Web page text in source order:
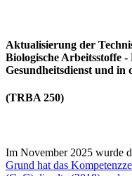
Aktualisierung der
Biologische Arbeitsstoffe -
Gesundheitsdienst und in
(TRBA 250)
Im November 2025 wurde
Grund hat das